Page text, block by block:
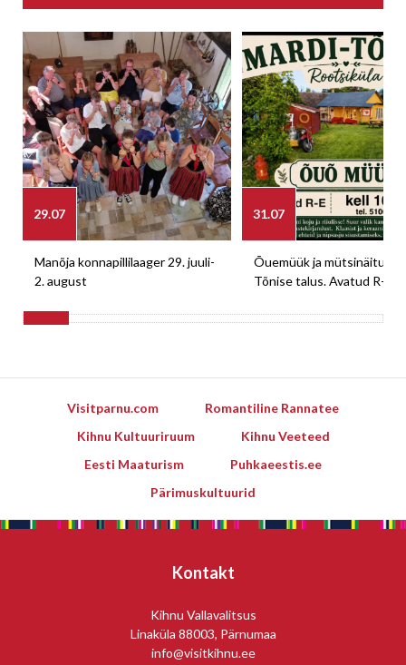
29.07
Manõja konnapillilaager 29. juuli-
2. august
31.07
Õuemüük ja mütsinäitus
Tõnise talus. Avatud R-E
Visitparnu.com
Romantiline Rannatee
Kihnu Kultuuriruum
Kihnu Veeteed
Eesti Maaturism
Puhkaeestis.ee
Pärimuskultuurid
Kontakt
Kihnu Vallavalitsus
Linaküla 88003, Pärnumaa
info@visitkihnu.ee